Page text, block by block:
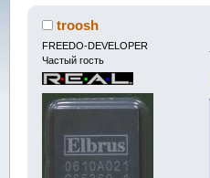
troosh
FREEDO-DEVELOPER
Частый гость